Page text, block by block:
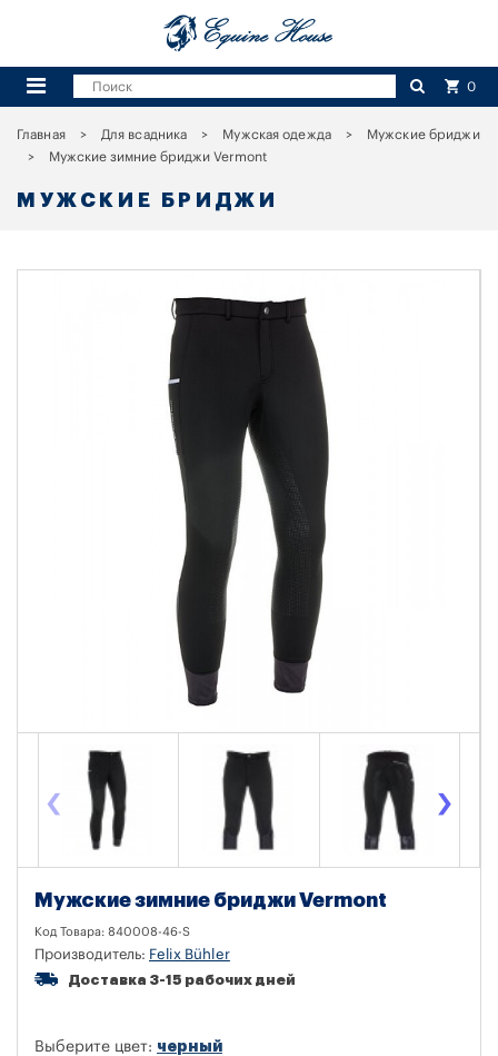
0
Главная Для всадника Мужская одежда
Мужские бриджи
Мужские зимние бриджи Vermont
МУЖСКИЕ БРИДЖИ
‹ ›
Мужские зимние бриджи Vermont
Код Товара: 840008-46-S
Производитель: Felix Bühler
Доставка 3-15 рабочих дней
Выберите цвет: черный